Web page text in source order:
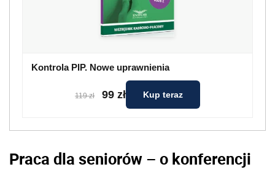
Kontrola PIP. Nowe uprawnienia
119 zł 99 zł Kup teraz
Praca dla seniorów – o konferencji